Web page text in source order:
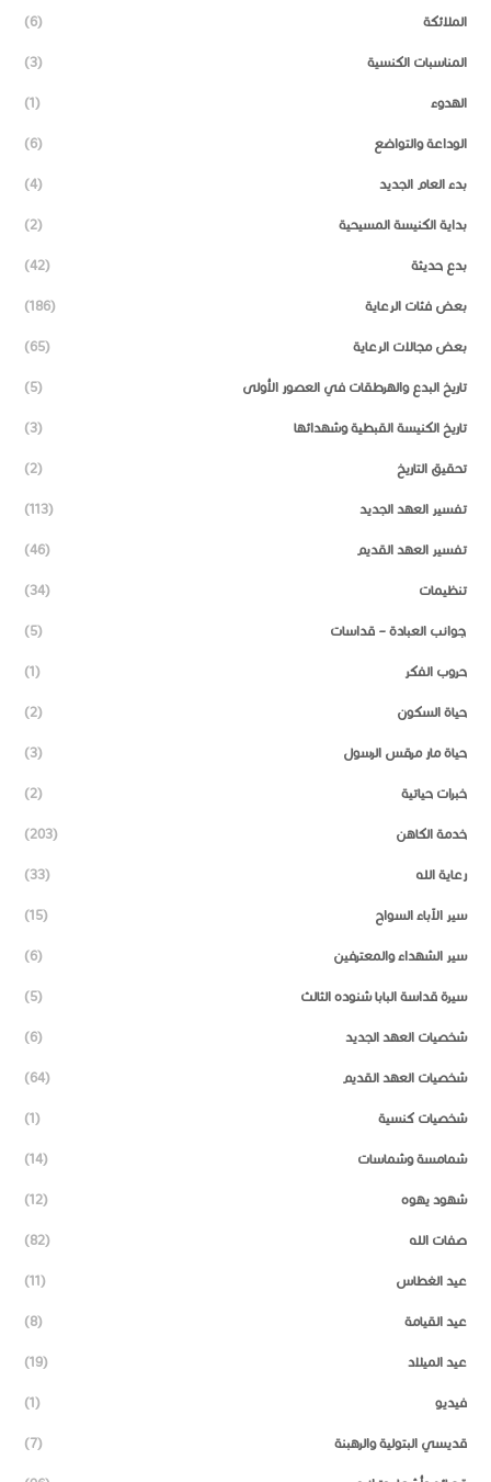
الملائكة (6)
المناسبات الكنسية (3)
الهدوء (1)
الوداعة والتواضع (6)
بدء العام الجديد (4)
بداية الكنيسة المسيحية (2)
بدع حديثة (42)
بعض فئات الرعاية (186)
بعض مجالات الرعاية (65)
تاريخ البدع والهرطقات في العصور الأولى (5)
تاريخ الكنيسة القبطية وشهدائها (3)
تحقيق التاريخ (2)
تفسير العهد الجديد (113)
تفسير العهد القديم (46)
تنظيمات (34)
جوانب العبادة – قداسات (5)
حروب الفكر (1)
حياة السكون (2)
حياة مار مرقس الرسول (3)
خبرات حياتية (2)
خدمة الكاهن (203)
رعاية الله (33)
سير الآباء السواح (15)
سير الشهداء والمعترفين (6)
سيرة قداسة البابا شنوده الثالث (5)
شخصيات العهد الجديد (6)
شخصيات العهد القديم (64)
شخصيات كنسية (1)
شمامسة وشماسات (14)
شهود يهوه (12)
صفات الله (82)
عيد الغطاس (11)
عيد القيامة (8)
عيد الميلاد (19)
فيديو (1)
قديسي البتولية والرهبنة (7)